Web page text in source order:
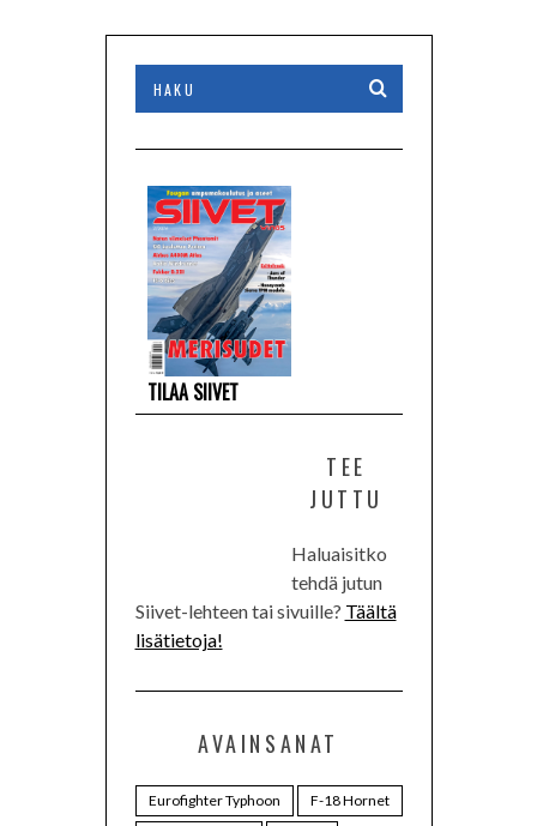
TILAA SIIVET
TEE
JUTTU
Haluaisitko
tehdä jutun
Siivet-lehteen tai sivuille? Täältä
lisätietoja!
AVAINSANAT
Eurofighter Typhoon
F-18 Hornet